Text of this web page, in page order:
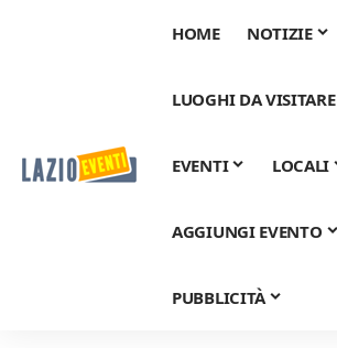
HOME NOTIZIE
LUOGHI DA VISITARE
EVENTI LOCALI
AGGIUNGI EVENTO
PUBBLICITÀ